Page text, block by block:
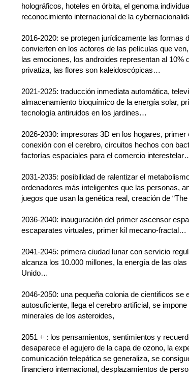
holográficos, hoteles en órbita, el genoma
reconocimiento internacional de la
2016-2020: se protegen jurídicamente las formas
convierten en los actores de las películas que
las emociones, los androides representan al 10%
privatiza, las flores son kaleidoscópicas…
2021-2025: traducción inmediata automática,
almacenamiento bioquímico de la energía solar,
tecnología antiruidos en los jardines…
2026-2030: impresoras 3D en los hogares,
conexión con el cerebro, circuitos hechos con
factorías espaciales para el comercio
2031-2035: posibilidad de ralentizar el
ordenadores más inteligentes que las personas,
juegos que usan la genética real, creación de “The
2036-2040: inauguración del primer ascensor
escaparates virtuales, primer kil mecano-fractal…
2041-2045: primera ciudad lunar con servicio
alcanza los 10.000 millones, la energía de las
Unido…
2046-2050: una pequeña colonia de cientificos se
autosuficiente, llega el cerebro artificial, se
minerales de los asteroides,
2051 + : los pensamientos, sentimientos y
desaparece el agujero de la capa de ozono, la
comunicación telepática se generaliza, se
financiero internacional, desplazamientos de